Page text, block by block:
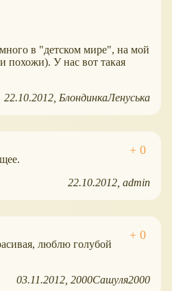
в "детском мире", на мой
похожи). У нас вот такая
22.10.2012 БлондинкаЛенуська
22.10.2012 admin
люблю голубой
03.11.2012 2000Сашуля2000